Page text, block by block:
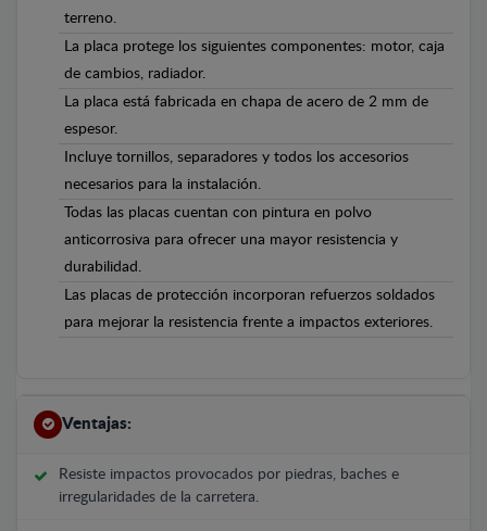
terreno.
La placa protege los siguientes componentes: motor, caja
de cambios, radiador.
La placa está fabricada en chapa de acero de 2 mm de
espesor.
Incluye tornillos, separadores y todos los accesorios
necesarios para la instalación.
Todas las placas cuentan con pintura en polvo
anticorrosiva para ofrecer una mayor resistencia y
durabilidad.
Las placas de protección incorporan refuerzos soldados
para mejorar la resistencia frente a impactos exteriores.
Ventajas:
Resiste impactos provocados por piedras, baches e
irregularidades de la carretera.